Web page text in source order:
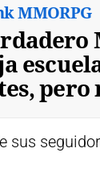
MMORPG
sus